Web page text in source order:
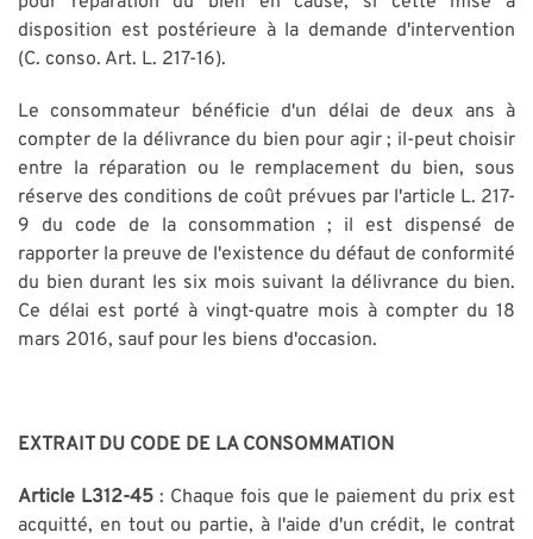
disposition est postérieure à la demande d'intervention
(C. conso. Art. L. 217-16).
Le consommateur bénéficie d'un délai de deux ans à
compter de la délivrance du bien pour agir ; il-peut choisir
entre la réparation ou le remplacement du bien, sous
réserve des conditions de coût prévues par l'article L. 217-
9 du code de la consommation ; il est dispensé de
rapporter la preuve de l'existence du défaut de conformité
du bien durant les six mois suivant la délivrance du bien.
Ce délai est porté à vingt-quatre mois à compter du 18
mars 2016, sauf pour les biens d'occasion.
EXTRAIT DU CODE DE LA CONSOMMATION
Article L312-45: Chaque fois que le paiement du prix est
acquitté, en tout ou partie, à l'aide d'un crédit, le contrat